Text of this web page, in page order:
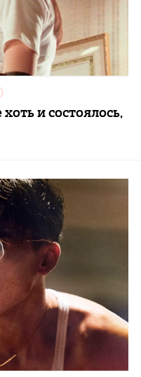
и состоялось,